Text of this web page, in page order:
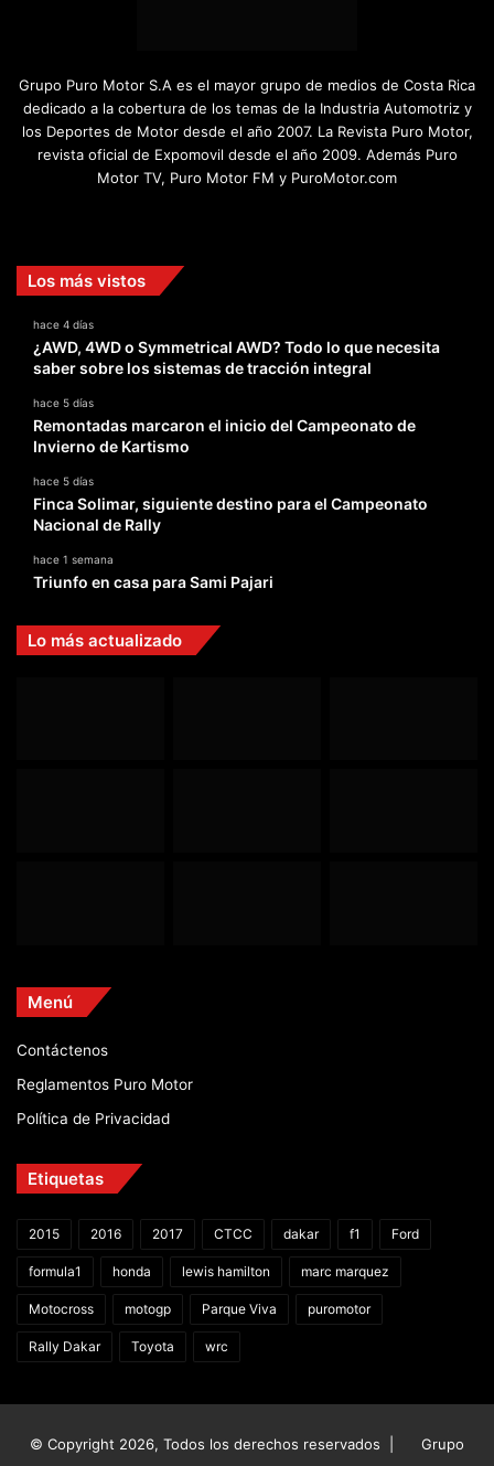
Grupo Puro Motor S.A es el mayor grupo de medios de Costa Rica
dedicado a la cobertura de los temas de la Industria Automotriz y
los Deportes de Motor desde el año 2007. La Revista Puro Motor,
revista oficial de Expomovil desde el año 2009. Además Puro
Motor TV, Puro Motor FM y PuroMotor.com
Los más vistos
hace 4 días
¿AWD, 4WD o Symmetrical AWD? Todo lo que necesita
saber sobre los sistemas de tracción integral
hace 5 días
Remontadas marcaron el inicio del Campeonato de
Invierno de Kartismo
hace 5 días
Finca Solimar, siguiente destino para el Campeonato
Nacional de Rally
hace 1 semana
Triunfo en casa para Sami Pajari
Lo más actualizado
Menú
Contáctenos
Reglamentos Puro Motor
Política de Privacidad
Etiquetas
2015 2016 2017 CTCC dakar f1 Ford
formula1 honda lewis hamilton marc marquez
Motocross motogp Parque Viva puromotor
Rally Dakar Toyota wrc
© Copyright 2026, Todos los derechos reservados | Grupo